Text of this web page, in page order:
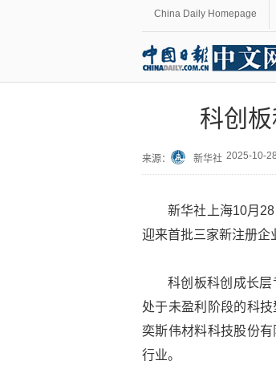
China Daily Homepage
科创
来源： 新华社 2025-10-
新华社上海10月
迎来首批三家新注册企
科创板科创成长
处于未盈利阶段的科
奕斯伟材料科技股份
行业。